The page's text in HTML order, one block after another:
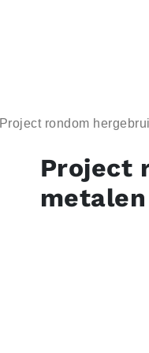
Project rondom
Project